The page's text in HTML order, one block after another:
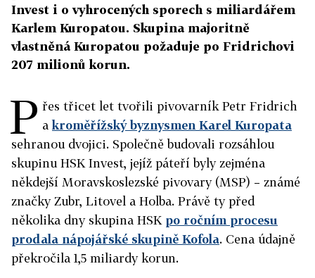
Invest i o vyhrocených sporech s miliardářem
Karlem Kuropatou. Skupina majoritně
vlastněná Kuropatou požaduje po Fridrichovi
207 milionů korun.
P řes třicet let tvořili pivovarník Petr Fridrich
akroměřížský byznysmen Karel Kuropata
sehranou dvojici. Společně budovali rozsáhlou
skupinu HSK Invest, jejíž páteří byly zejména
někdejší Moravskoslezské pivovary (MSP) – známé
značky Zubr, Litovel a Holba. Právě ty před
několika dny skupina HSK po ročním procesu
prodala nápojářské skupině Kofola. Cena údajně
překročila 1,5 miliardy korun.